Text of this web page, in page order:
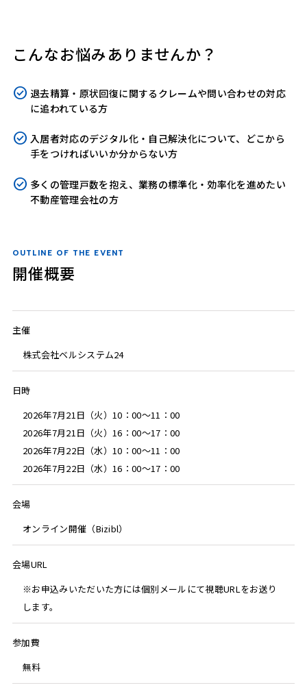
こんなお悩みありませんか？
退去精算・原状回復に関するクレームや問い合わせの対応
に追われている方
入居者対応のデジタル化・自己解決化について、どこから
手をつければいいか分からない方
多くの管理戸数を抱え、業務の標準化・効率化を進めたい
不動産管理会社の方
OUTLINE OF THE EVENT
開催概要
主催
株式会社ベルシステム24
日時
2026年7月21日（火）10：00～11：00
2026年7月21日（火）16：00～17：00
2026年7月22日（水）10：00～11：00
2026年7月22日（水）16：00～17：00
会場
オンライン開催（Bizibl）
会場URL
※お申込みいただいた方には個別メールにて視聴URLをお送り
します。
参加費
無料